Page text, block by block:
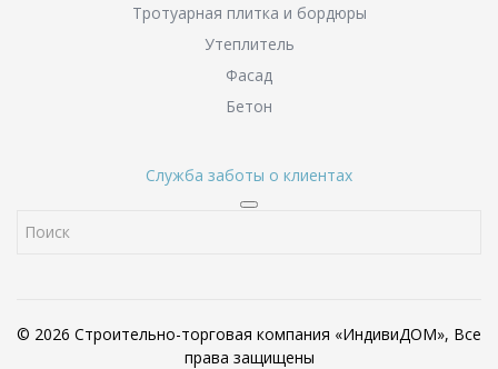
Тротуарная плитка и бордюры
Утеплитель
Фасад
Бетон
Служба заботы о клиентах
© 2026 Строительно-торговая компания «ИндивиДОМ», Все
права защищены